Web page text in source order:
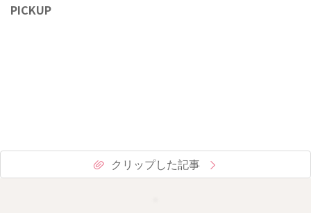
PICKUP
クリップした記事